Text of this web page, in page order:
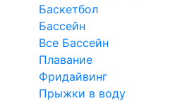
Баскетбол
Бассейн
Все Бассейн
Плавание
Фридайвинг
Прыжки в воду